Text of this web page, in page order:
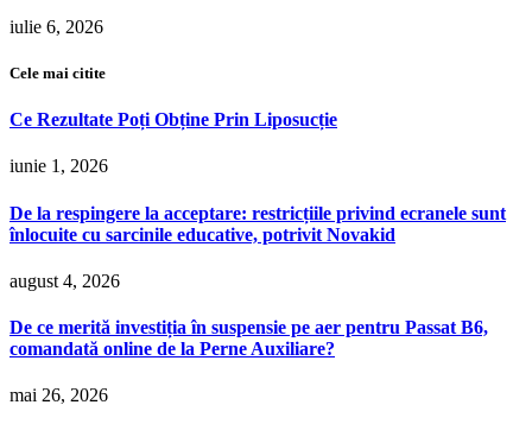
iulie 6, 2026
Cele mai citite
Ce Rezultate Poți Obține Prin Liposucție
iunie 1, 2026
De la respingere la acceptare: restricțiile privind ecranele sunt
înlocuite cu sarcinile educative, potrivit Novakid
august 4, 2026
De ce merită investiția în suspensie pe aer pentru Passat B6,
comandată online de la Perne Auxiliare?
mai 26, 2026